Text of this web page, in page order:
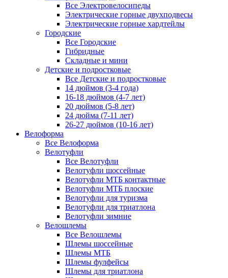
Все Электровелосипеды
Электрические горные двухподвесы
Электрические горные хардтейлы
Городские
Все Городские
Гибридные
Складные и мини
Детские и подростковые
Все Детские и подростковые
14 дюймов (3-4 года)
16-18 дюймов (4-7 лет)
20 дюймов (5-8 лет)
24 дюйма (7-11 лет)
26-27 дюймов (10-16 лет)
Велоформа
Все Велоформа
Велотуфли
Все Велотуфли
Велотуфли шоссейные
Велотуфли МТБ контактные
Велотуфли МТБ плоские
Велотуфли для туризма
Велотуфли для триатлона
Велотуфли зимние
Велошлемы
Все Велошлемы
Шлемы шоссейные
Шлемы МТБ
Шлемы фулфейсы
Шлемы для триатлона